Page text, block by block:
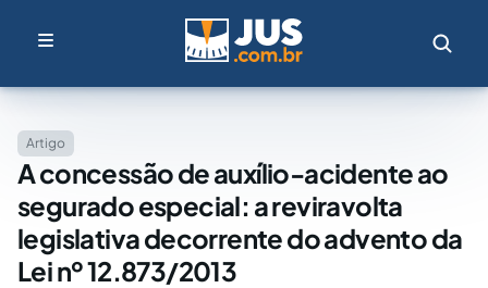
Artigo
A concessão de auxílio-acidente ao
segurado especial: a reviravolta
legislativa decorrente do advento da
Lei nº 12.873/2013